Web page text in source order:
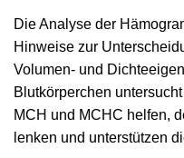
Die Analyse der
Hinweise zur
Volumen- und
Blutkörperchen
MCH und MCHC helfen,
lenken und unterstützen